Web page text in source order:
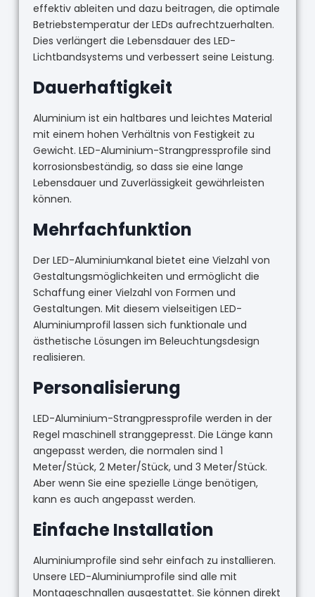
effektiv ableiten und dazu beitragen, die optimale
Betriebstemperatur der LEDs aufrechtzuerhalten.
Dies verlängert die Lebensdauer des LED-
Lichtbandsystems und verbessert seine Leistung.
Dauerhaftigkeit
Aluminium ist ein haltbares und leichtes Material
mit einem hohen Verhältnis von Festigkeit zu
Gewicht. LED-Aluminium-Strangpressprofile sind
korrosionsbeständig, so dass sie eine lange
Lebensdauer und Zuverlässigkeit gewährleisten
können.
Mehrfachfunktion
Der LED-Aluminiumkanal bietet eine Vielzahl von
Gestaltungsmöglichkeiten und ermöglicht die
Schaffung einer Vielzahl von Formen und
Gestaltungen. Mit diesem vielseitigen LED-
Aluminiumprofil lassen sich funktionale und
ästhetische Lösungen im Beleuchtungsdesign
realisieren.
Personalisierung
LED-Aluminium-Strangpressprofile werden in der
Regel maschinell stranggepresst. Die Länge kann
angepasst werden, die normalen sind 1
Meter/Stück, 2 Meter/Stück, und 3 Meter/Stück.
Aber wenn Sie eine spezielle Länge benötigen,
kann es auch angepasst werden.
Einfache Installation
Aluminiumprofile sind sehr einfach zu installieren.
Unsere LED-Aluminiumprofile sind alle mit
Montageschnallen ausgestattet. Sie können direkt